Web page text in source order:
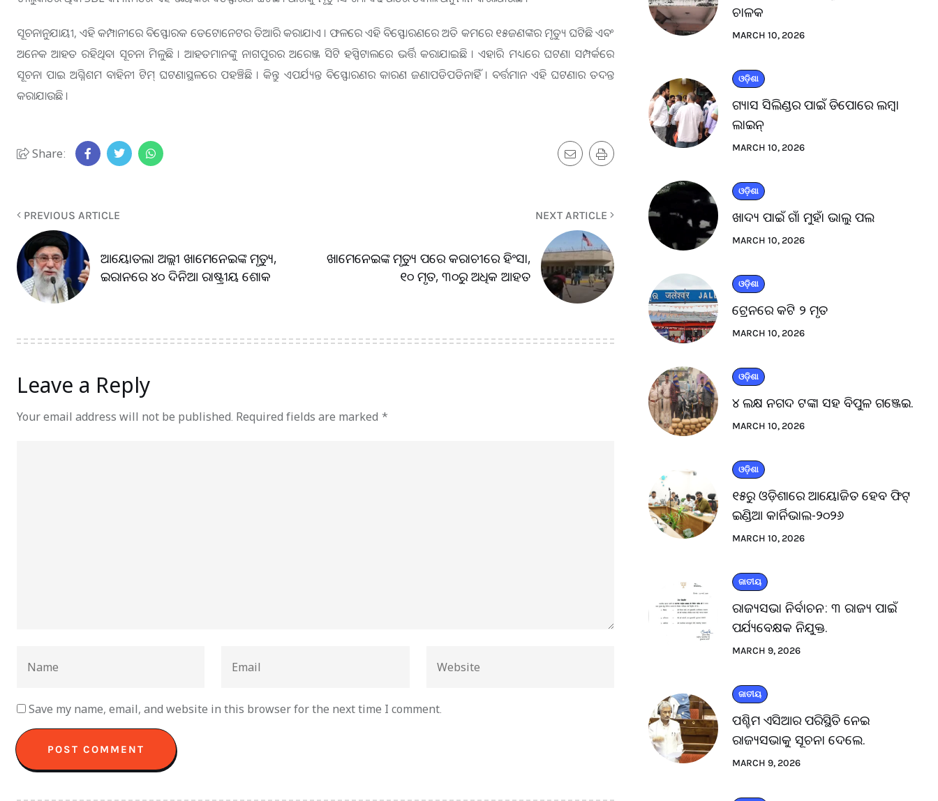
ସୂଚନାନୁଯାୟୀ, ଏହି କମ୍ପାନୀରେ ବିସ୍ଫୋରକ ଡେଟୋନେଟର ତିଆରି କରାଯାଏ । ଫଳରେ ଏହି ବିସ୍ଫୋରଣରେ ଅତି କମରେ ୧୫ଜଣଙ୍କର ମୃତ୍ୟୁ ଘଟିଛି ଏବଂ
ଅନେକ ଆହତ ରହିଥିବା ସୂଚନା ମିଳୁଛି । ଆହତମାନଙ୍କୁ ନାଗପୁରର ଅରେଞ୍ଜ ସିଟି ହସ୍ପିଟାଲରେ ଭର୍ତ୍ତି କରାଯାଇଛି । ଏହାରି ମଧ୍ୟରେ ଘଟଣା ସମ୍ପର୍କରେ
ସୂଚନା ପାଇ ଅଗ୍ନିଶମ ବାହିନୀ ଟିମ୍ ଘଟଣାସ୍ଥଳରେ ପହଞ୍ଚିଛି । କିନ୍ତୁ ଏପର୍ଯ୍ୟନ୍ତ ବିସ୍ଫୋରଣର କାରଣ ଜଣାପଡିପଡିନାହିଁ । ବର୍ତ୍ତମାନ ଏହି ଘଟଣାର ତଦନ୍ତ
କରାଯାଉଛି ।
Share:
PREVIOUS ARTICLE
ଆୟୋତଲା ଅଲ୍ଲୀ ଖାମେନେଇଙ୍କ ମୃତ୍ୟୁ,
ଇରାନରେ ୪୦ ଦିନିଆ ରାଷ୍ଟ୍ରୀୟ ଶୋକ
NEXT ARTICLE
ଖାମେନେଇଙ୍କ ମୃତ୍ୟୁ ପରେ କରାଚୀରେ ହିଂସା,
୧୦ ମୃତ, ୩୦ରୁ ଅଧିକ ଆହତ
Leave a Reply
Your email address will not be published. Required fields are marked *
Save my name, email, and website in this browser for the next time I comment.
ଚାଳକ
MARCH 10, 2026
ଓଡ଼ିଶା
ଗ୍ୟାସ ସିଲିଣ୍ଡର ପାଇଁ ଡିପୋରେ ଲମ୍ବା
ଲାଇନ୍
MARCH 10, 2026
ଓଡ଼ିଶା
ଖାଦ୍ୟ ପାଇଁ ଗାଁ ମୁହାଁ ଭାଲୁ ପଲ
MARCH 10, 2026
ଓଡ଼ିଶା
ଟ୍ରେନରେ କଟି ୨ ମୃତ
MARCH 10, 2026
ଓଡ଼ିଶା
୪ ଲକ୍ଷ ନଗଦ ଟଙ୍କା ସହ ବିପୁଳ ଗଞ୍ଜେଇ.
MARCH 10, 2026
ଓଡ଼ିଶା
୧୫ରୁ ଓଡ଼ିଶାରେ ଆୟୋଜିତ ହେବ ଫିଟ୍
ଇଣ୍ଡିଆ କାର୍ନିଭାଲ-୨୦୨୬
MARCH 10, 2026
ଜାତୀୟ
ରାଜ୍ୟସଭା ନିର୍ବାଚନ: ୩ ରାଜ୍ୟ ପାଇଁ
ପର୍ଯ୍ୟବେକ୍ଷକ ନିଯୁକ୍ତ.
MARCH 9, 2026
ଜାତୀୟ
ପଶ୍ଚିମ ଏସିଆର ପରିସ୍ଥିତି ନେଇ
ରାଜ୍ୟସଭାକୁ ସୂଚନା ଦେଲେ.
MARCH 9, 2026